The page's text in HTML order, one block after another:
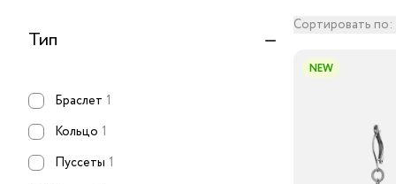
Тип
Браслет 1
Кольцо 1
Пуссеты 1
Сортировать по:
NEW